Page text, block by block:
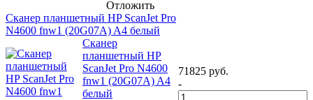
Отложить
Сканер планшетный HP ScanJet Pro
N4600 fnw1 (20G07A) A4 белый
Сканер
планшетный HP
ScanJet Pro N4600
fnw1 (20G07A) A4
белый
71825 руб.
-